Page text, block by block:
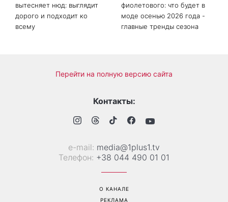
вытесняет нюд: выглядит
дорого и подходит ко
всему
фиолетового: что будет в
моде осенью 2026 года -
главные тренды сезона
Перейти на полную версию сайта
Контакты:
е-mail: media@1plus1.tv
Телефон: +38 044 490 01 01
О КАНАЛЕ
РЕКЛАМА